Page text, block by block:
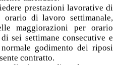
prestazioni lavorative di
orario di lavoro settimanale,
maggiorazioni per orario
sei settimane consecutive e
godimento dei riposi
contratto.